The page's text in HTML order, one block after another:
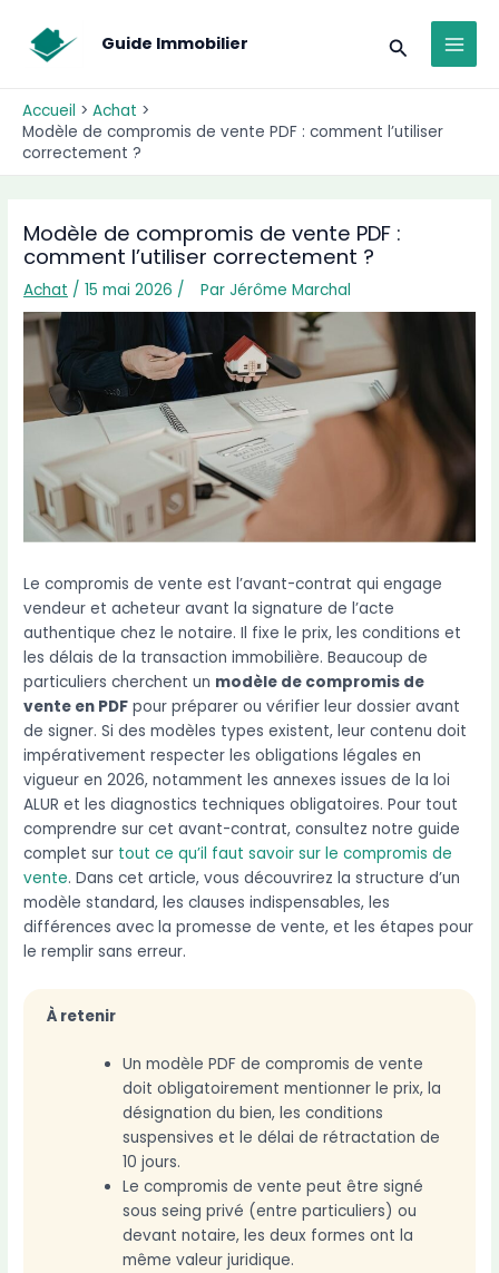
contenu
Guide Immobilier
Accueil
Achat
Modèle de compromis de vente PDF : comment l’utiliser
correctement ?
Modèle de compromis de vente PDF :
comment l’utiliser correctement ?
Achat /15 mai 2026 / ParJérôme Marchal
Le compromis de vente est l’avant-contrat qui engage
vendeur et acheteur avant la signature de l’acte
authentique chez le notaire. Il fixe le prix, les conditions et
les délais de la transaction immobilière. Beaucoup de
particuliers cherchent un modèle de compromis de
vente en PDF pour préparer ou vérifier leur dossier avant
de signer. Si des modèles types existent, leur contenu doit
impérativement respecter les obligations légales en
vigueur en 2026, notamment les annexes issues de la loi
ALUR et les diagnostics techniques obligatoires. Pour tout
comprendre sur cet avant-contrat, consultez notre guide
complet sur tout ce qu’il faut savoir sur le compromis de
vente. Dans cet article, vous découvrirez la structure d’un
modèle standard, les clauses indispensables, les
différences avec la promesse de vente, et les étapes pour
le remplir sans erreur.
À retenir
Un modèle PDF de compromis de vente
doit obligatoirement mentionner le prix, la
désignation du bien, les conditions
suspensives et le délai de rétractation de
10 jours.
Le compromis de vente peut être signé
sous seing privé (entre particuliers) ou
devant notaire, les deux formes ont la
même valeur juridique.